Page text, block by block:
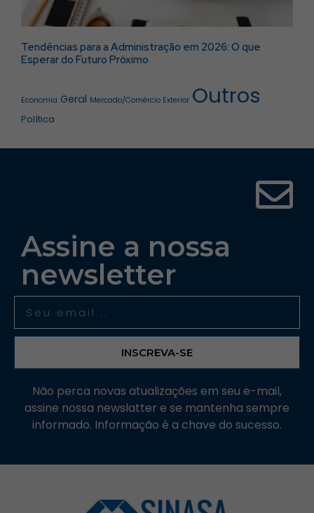
Tendências para a Administração em 2026: O que
Esperar do Futuro Próximo
Economia Geral Mercado/Comércio Exterior Outros
Política
Assine a nossa
newsletter
INSCREVA-SE
Não perca novas atualizações em seu e-mail,
assine nossa newslatter e se mantenha sempre
informado. Informação é a chave do sucesso.